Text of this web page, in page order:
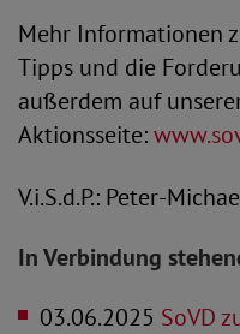
Mehr Informationen
Tipps und die
außerdem auf
Aktionsseite:
V.i.S.d.P.: Peter-
In Verbindung
03.06.2025 SoVD